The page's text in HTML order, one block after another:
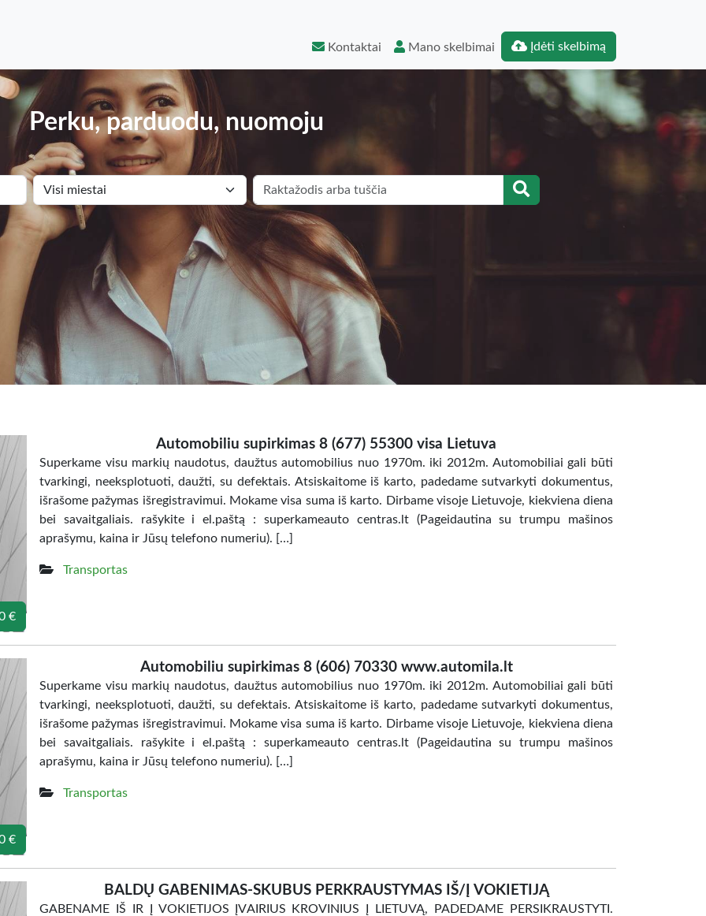
Kontaktai Mano skelbimai Įdėti skelbimą
Perku, parduodu, nuomoju
€
Automobiliu supirkimas 8 (677) 55300 visa Lietuva
Superkame visu markių naudotus, daužtus automobilius nuo 1970m. iki 2012m. Automobiliai gali būti
tvarkingi, neeksplotuoti, daužti, su defektais. Atsiskaitome iš karto, padedame sutvarkyti dokumentus,
išrašome pažymas išregistravimui. Mokame visa suma iš karto. Dirbame visoje Lietuvoje, kiekviena diena
bei savaitgaliais. rašykite i el.paštą : superkameauto centras.lt (Pageidautina su trumpu mašinos
aprašymu, kaina ir Jūsų telefono numeriu). […]
Transportas
€
Automobiliu supirkimas 8 (606) 70330 www.automila.lt
Superkame visu markių naudotus, daužtus automobilius nuo 1970m. iki 2012m. Automobiliai gali būti
tvarkingi, neeksplotuoti, daužti, su defektais. Atsiskaitome iš karto, padedame sutvarkyti dokumentus,
išrašome pažymas išregistravimui. Mokame visa suma iš karto. Dirbame visoje Lietuvoje, kiekviena diena
bei savaitgaliais. rašykite i el.paštą : superkameauto centras.lt (Pageidautina su trumpu mašinos
aprašymu, kaina ir Jūsų telefono numeriu). […]
Transportas
BALDŲ GABENIMAS-SKUBUS PERKRAUSTYMAS IŠ/Į VOKIETIJĄ
GABENAME IŠ IR Į VOKIETIJOS ĮVAIRIUS KROVINIUS Į LIETUVĄ, PADEDAME PERSIKRAUSTYTI.